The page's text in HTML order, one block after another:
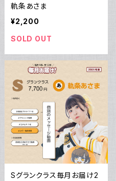
軌条あさま
¥2,200
SOLD OUT
Sグランクラス毎月お届け2